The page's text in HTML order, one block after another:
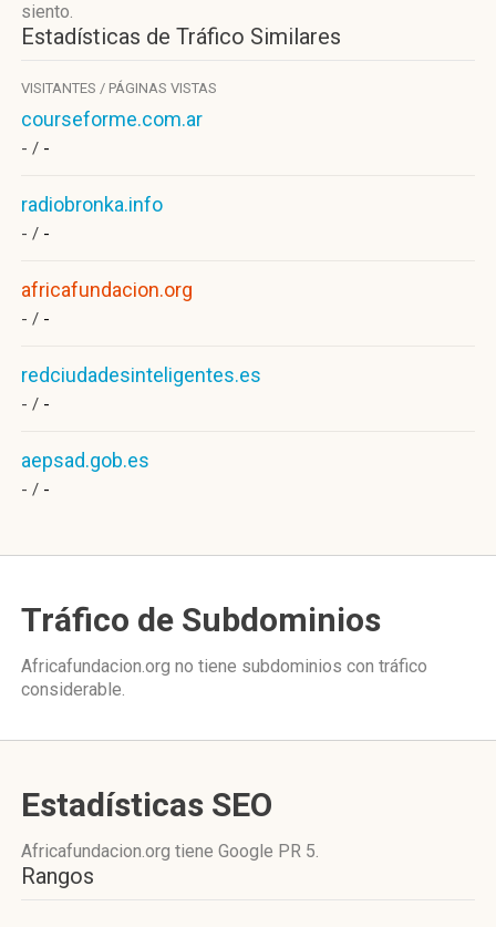
siento.
Estadísticas de Tráfico Similares
VISITANTES / PÁGINAS VISTAS
courseforme.com.ar
- / -
radiobronka.info
- / -
africafundacion.org
- / -
redciudadesinteligentes.es
- / -
aepsad.gob.es
- / -
Tráfico de Subdominios
Africafundacion.org no tiene subdominios con tráfico
considerable.
Estadísticas SEO
Africafundacion.org tiene Google PR 5.
Rangos